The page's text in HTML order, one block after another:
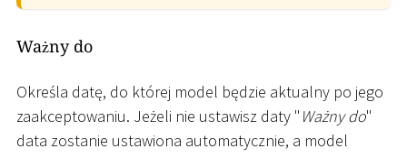
Ważny do
Określa datę, do której model będzie aktualny po jego
zaakceptowaniu. Jeżeli nie ustawisz daty " Ważny do"
data zostanie ustawiona automatycznie, a model